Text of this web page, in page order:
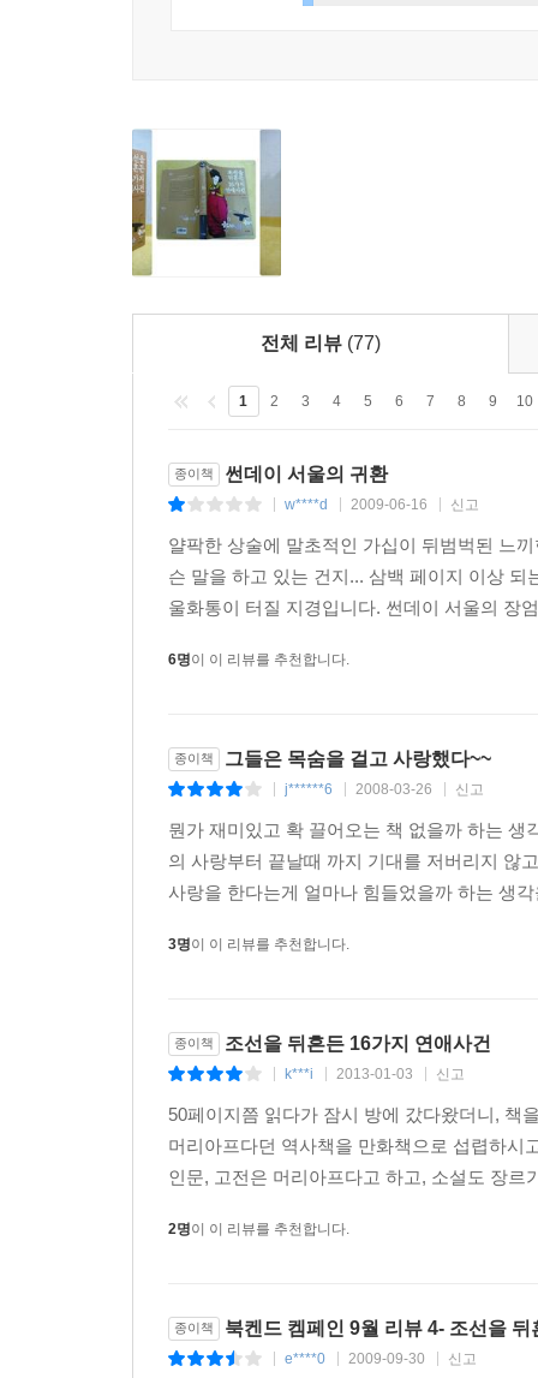
전체 리뷰 (77)
1 2 3 4 5 6 7 8 9 10
종이책 썬데이 서울의 귀환
w****d 2009-06-16 신고
얄팍한 상술에 말초적인 가십이 뒤범벅된 느
슨 말을 하고 있는 건지... 삼백 페이지 이상
울화통이 터질 지경입니다. 썬데이 서울의 장
6명이 이 리뷰를 추천합니다.
종이책 그들은 목숨을 걸고 사랑했다~~
j******6 2008-03-26 신고
뭔가 재미있고 확 끌어오는 책 없을까 하는
의 사랑부터 끝날때 까지 기대를 저버리지 않
사랑을 한다는게 얼마나 힘들었을까 하는 생
3명이 이 리뷰를 추천합니다.
종이책 조선을 뒤흔든 16가지 연애사건
k***i 2013-01-03 신고
50페이지쯤 읽다가 잠시 방에 갔다왔더니, 책
머리아프다던 역사책을 만화책으로 섭렵하시
인문, 고전은 머리아프다고 하고, 소설도 장
2명이 이 리뷰를 추천합니다.
종이책 북켄드 켐페인 9월 리뷰 4- 조선을
e****0 2009-09-30 신고